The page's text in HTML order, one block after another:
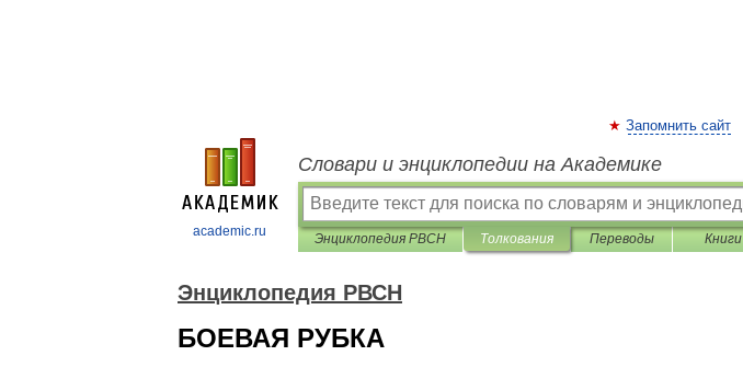
academic.ru
Запомнить сайт
Словари и энциклопедии на Академике
Энциклопедия РВСН Толкования Переводы Книги
Энциклопедия РВСН
БОЕВАЯ РУБКА